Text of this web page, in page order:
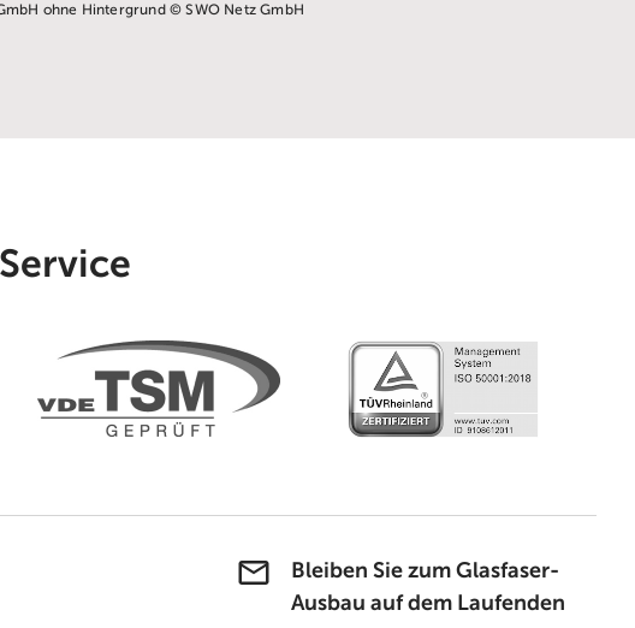
ohne Hintergrund © SWO Netz GmbH
Bleiben Sie zum Glasfaser-
Ausbau auf dem Laufenden